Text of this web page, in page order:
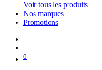
Voir tous les produits
Nos marques
Promotions
0